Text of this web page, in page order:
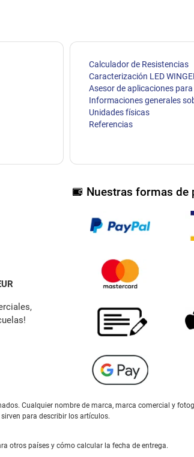
Calculador de Resistencias
Caracterización LED
Asesor de aplicaciones
Informaciones generales
Unidades físicas
Referencias
Nuestras formas de
Cualquier nombre de marca, marca comercial y
para describir los artículos.
otros países y cómo calcular la fecha de entrega.